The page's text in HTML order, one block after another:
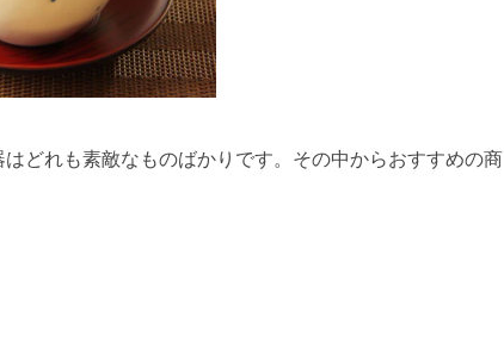
どれも素敵なものばかりです。その中からおすすめの商